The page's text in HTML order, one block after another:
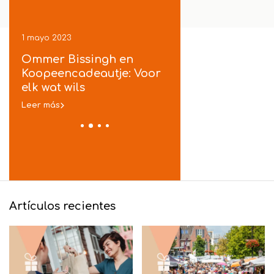
1 mayo 2023
Ommer Bissingh en
Koopeencadeautje: Voor
elk wat wils
Leer más
Artículos recientes